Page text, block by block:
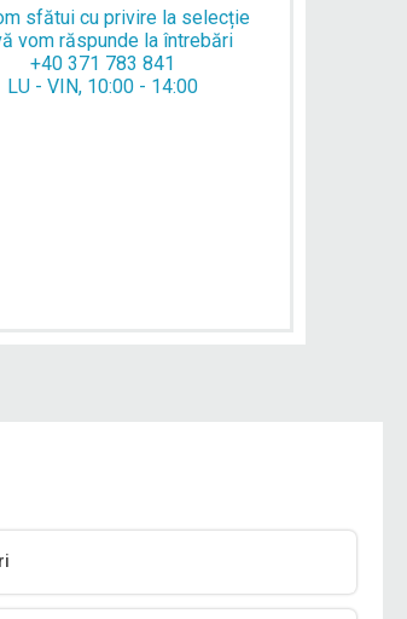
sfătui cu privire la selecție
vom răspunde la întrebări
+40 371 783 841
LU - VIN, 10:00 - 14:00